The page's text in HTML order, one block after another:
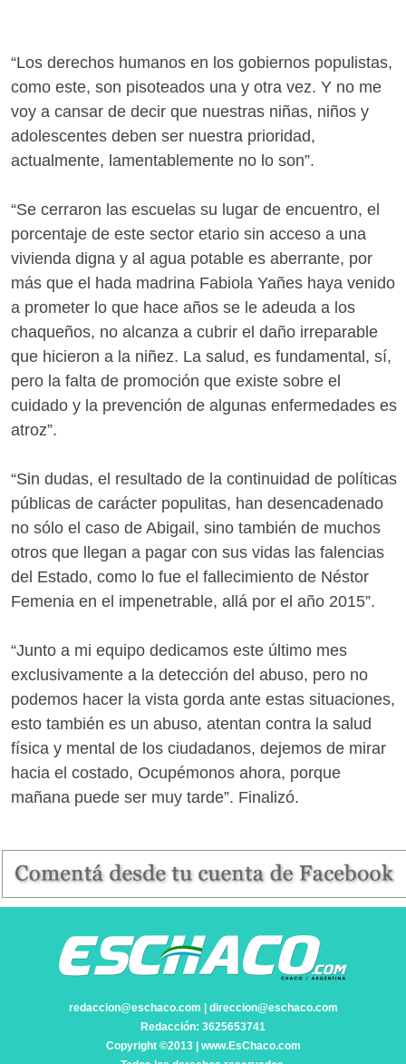
“Los derechos humanos en los gobiernos populistas,
como este, son pisoteados una y otra vez. Y no me
voy a cansar de decir que nuestras niñas, niños y
adolescentes deben ser nuestra prioridad,
actualmente, lamentablemente no lo son”.
“Se cerraron las escuelas su lugar de encuentro, el
porcentaje de este sector etario sin acceso a una
vivienda digna y al agua potable es aberrante, por
más que el hada madrina Fabiola Yañes haya venido
a prometer lo que hace años se le adeuda a los
chaqueños, no alcanza a cubrir el daño irreparable
que hicieron a la niñez. La salud, es fundamental, sí,
pero la falta de promoción que existe sobre el
cuidado y la prevención de algunas enfermedades es
atroz”.
“Sin dudas, el resultado de la continuidad de políticas
públicas de carácter populitas, han desencadenado
no sólo el caso de Abigail, sino también de muchos
otros que llegan a pagar con sus vidas las falencias
del Estado, como lo fue el fallecimiento de Néstor
Femenia en el impenetrable, allá por el año 2015”.
“Junto a mi equipo dedicamos este último mes
exclusivamente a la detección del abuso, pero no
podemos hacer la vista gorda ante estas situaciones,
esto también es un abuso, atentan contra la salud
física y mental de los ciudadanos, dejemos de mirar
hacia el costado, Ocupémonos ahora, porque
mañana puede ser muy tarde”. Finalizó.
redaccion@eschaco.com | direccion@eschaco.com
Redacción: 3625653741
Copyright ©2013 | www.EsChaco.com